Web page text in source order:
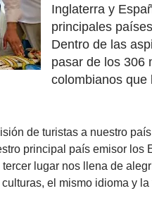
Inglaterra y
principales
Dentro de las
pasar de los 306
colombianos que
de turistas a nuestro
principal país emisor los
lugar nos llena de
el mismo idioma y